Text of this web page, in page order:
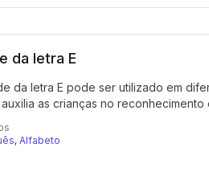
da letra E
da letra E pode ser utilizado em
as crianças no reconhecimento
, Alfabeto